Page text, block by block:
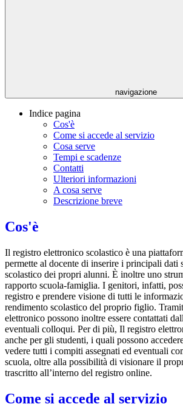
navigazione
Indice pagina
Cos'è
Come si accede al servizio
Cosa serve
Tempi e scadenze
Contatti
Ulteriori informazioni
A cosa serve
Descrizione breve
Cos'è
Il registro elettronico scolastico è una
permette al docente di inserire i principali dati
scolastico dei propri alunni. È inoltre uno
rapporto scuola-famiglia. I genitori, infatti,
registro e prendere visione di tutti le
rendimento scolastico del proprio figlio.
elettronico possono inoltre essere contattati
eventuali colloqui. Per di più, Il registro
anche per gli studenti, i quali possono
vedere tutti i compiti assegnati ed eventuali
scuola, oltre alla possibilità di visionare il
trascritto all’interno del registro online.
Come si accede al servizio